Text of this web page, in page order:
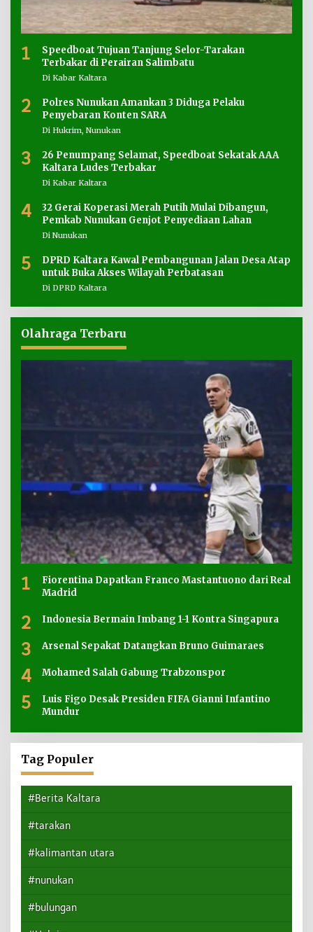
1
Speedboat Tujuan Tanjung Selor-Tarakan
Terbakar di Perairan Salimbatu
Di Kabar Kaltara
2
Polres Nunukan Amankan 3 Diduga Pelaku
Penyebaran Konten SARA
Di Hukrim, Nunukan
3
26 Penumpang Selamat, Speedboat Sekatak AAA
Kaltara Ludes Terbakar
Di Kabar Kaltara
4
32 Gerai Koperasi Merah Putih Mulai Dibangun,
Pemkab Nunukan Genjot Penyediaan Lahan
Di Nunukan
5
DPRD Kaltara Kawal Pembangunan Jalan Desa Atap
untuk Buka Akses Wilayah Perbatasan
Di DPRD Kaltara
Olahraga Terbaru
1
Fiorentina Dapatkan Franco Mastantuono dari Real
Madrid
2 Indonesia Bermain Imbang 1-1 Kontra Singapura
3 Arsenal Sepakat Datangkan Bruno Guimaraes
4 Mohamed Salah Gabung Trabzonspor
5
Luis Figo Desak Presiden FIFA Gianni Infantino
Mundur
Tag Populer
#Berita Kaltara
#tarakan
#kalimantan utara
#nunukan
#bulungan